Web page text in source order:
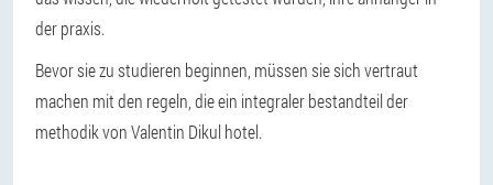
der praxis.
Bevor sie zu studieren beginnen, müssen sie sich vertraut
machen mit den regeln, die ein integraler bestandteil der
methodik von Valentin Dikul hotel.